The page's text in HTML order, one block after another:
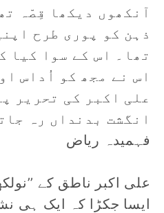
آنکھوں دیکھا قِصّہ
ذہن کو پوری طرح
تھا۔ اس کے سوا کیا
اس نے مجھ کو اُداس
علی اکبر کی تحریر
انگشت بدنداں رہ
فہمیدہ ریاض
علی اکبر ناطق کے
ایسا جکڑا کہ ایک ہی